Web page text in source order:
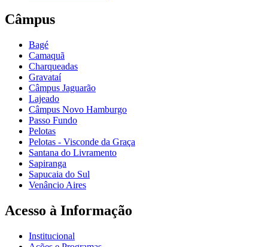
Câmpus
Bagé
Camaquã
Charqueadas
Gravataí
Câmpus Jaguarão
Lajeado
Câmpus Novo Hamburgo
Passo Fundo
Pelotas
Pelotas - Visconde da Graça
Santana do Livramento
Sapiranga
Sapucaia do Sul
Venâncio Aires
Acesso à Informação
Institucional